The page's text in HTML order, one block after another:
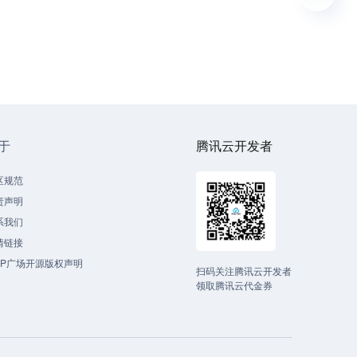
规范
声明
我们
链接
广场开源版权声明
腾讯云开发者
扫码关注腾讯云开发者
领取腾讯云代金券